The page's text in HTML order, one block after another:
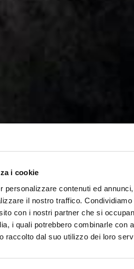
i cookie
personalizzare contenuti ed
il nostro traffico.
con i nostri partner che si
i quali potrebbero combinarle con
raccolto dal suo utilizzo dei loro